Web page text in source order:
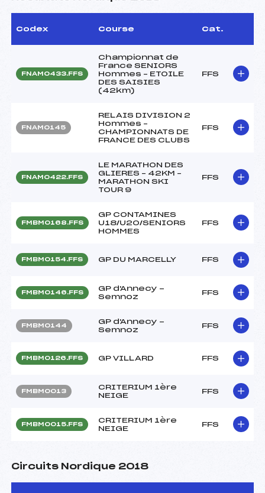
Codex Course Cat.
FNAM0433.FFS
Championnat de
France SENIORS
Hommes – ETOILE
DES SAISIES
(42km)
FFS
FNAM0145
RELAIS DIVISION 2
Hommes –
CHAMPIONNATS DE
FRANCE DES CLUBS
FFS
FNAM0422.FFS
LE MARATHON DES
GLIERES – 42KM –
MARATHON SKI
TOUR 9
FFS
FMBM0168.FFS
GP CONTAMINES
U18/U20/SENIORS
HOMMES
FFS
FMBM0154.FFS GP DU MARCELLY FFS
FMBM0146.FFS
GP d'Annecy -
Semnoz
FFS
FMBM0144
GP d'Annecy -
Semnoz
FFS
FMBM0126.FFS GP VILLARD FFS
FMBM0013
CRITERIUM 1ère
NEIGE
FFS
FMBM0015.FFS
CRITERIUM 1ère
NEIGE
FFS
Circuits Nordique 2018